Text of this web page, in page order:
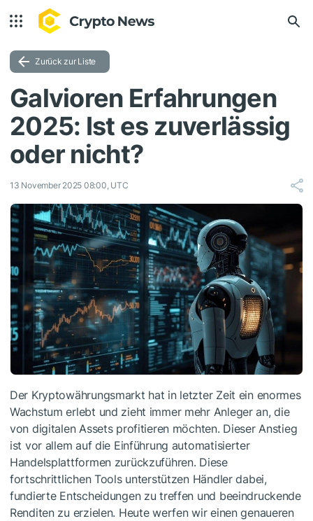
Zurück zur Liste
Galvioren Erfahrungen
2025: Ist es zuverlässig
oder nicht?
13 November 2025 08:00, UTC
Der Kryptowährungsmarkt hat in letzter Zeit ein enormes
Wachstum erlebt und zieht immer mehr Anleger an, die
von digitalen Assets profitieren möchten. Dieser Anstieg
ist vor allem auf die Einführung automatisierter
Handelsplattformen zurückzuführen. Diese
fortschrittlichen Tools unterstützen Händler dabei,
fundierte Entscheidungen zu treffen und beeindruckende
Renditen zu erzielen. Heute werfen wir einen genaueren